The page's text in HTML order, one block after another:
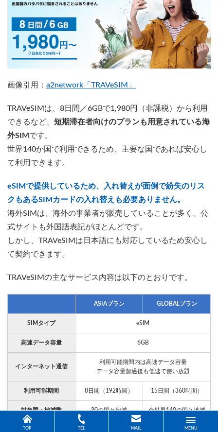
画像引用： a2network「TRAVeSIM」
TRAVeSIMは、8日間／6GBで1,980円（非課税）から利用
できるなど、 短期滞在者向けのプランも用意されている海
外SIM です。
世界140か国で利用できるため、主要な国であれば安心し
て利用できます。
eSIMで提供しているため、入れ替えが面倒で紛失のリス
クもあるSIMカードの入れ替えも必要ありません。
海外SIMは、海外の事業者が販売していることが多く、公
式サイトも外国語表記がほとんどです。
しかし、TRAVeSIMは日本語にも対応しているため安心し
て契約できます。
TRAVeSIMの主なサービス内容は以下のとおりです。
ASIAプラン GLOBALプラン
SIMタイプ eSIM
高速データ容量 6GB
インターネット通信
利用可能期間内は高速データ容量
データ容量超過後も低速で使い放題
利用可能期間 8日間（192時間） 15日間（360時間）
対象国・地域数 30の国と地域 全世界140の国と地域
販売価格 1,980円（非課税） 3,980円（非課税）
TOP TEL MAIL MENU